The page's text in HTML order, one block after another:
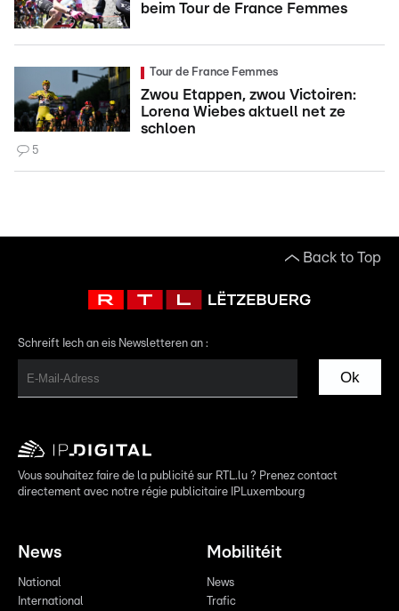
beim Tour de France Femmes
Tour de France Femmes
Zwou Etappen, zwou Victoiren:
Lorena Wiebes aktuell net ze
schloen
5
Back to Top
Schreift Iech an eis Newsletteren an :
Ok
Vous souhaitez faire de la publicité sur RTL.lu ? Prenez contact
directement avec notre régie publicitaire IPLuxembourg
News
National
International
Mobilitéit
News
Trafic